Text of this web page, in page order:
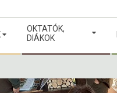
OKTATÓK,
DIÁKOK